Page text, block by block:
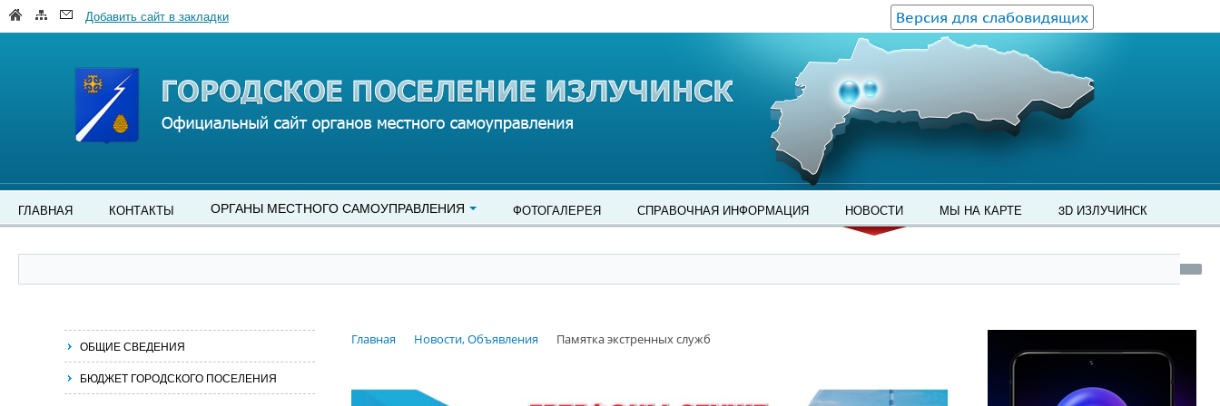
Версия для слабовидящих
Добавить сайт в закладки
ГЛАВНАЯ КОНТАКТЫ ОРГАНЫ МЕСТНОГО САМОУПРАВЛЕНИЯ ФОТОГАЛЕРЕЯ СПРАВОЧНАЯ ИНФОРМАЦИЯ НОВОСТИ МЫ НА КАРТЕ 3D ИЗЛУЧИНСК
Главная Новости, Объявления Памятка экстренных служб
ОБЩИЕ СВЕДЕНИЯ
БЮДЖЕТ ГОРОДСКОГО ПОСЕЛЕНИЯ